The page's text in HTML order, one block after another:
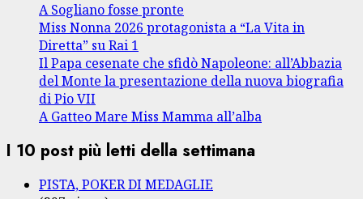
A Sogliano fosse pronte
Miss Nonna 2026 protagonista a “La Vita in
Diretta” su Rai 1
Il Papa cesenate che sfidò Napoleone: all’Abbazia
del Monte la presentazione della nuova biografia
di Pio VII
A Gatteo Mare Miss Mamma all’alba
I 10 post più letti della settimana
PISTA, POKER DI MEDAGLIE